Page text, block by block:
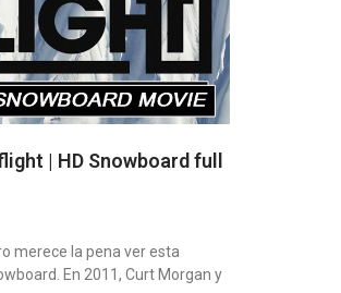
| HD Snowboard full
merece la pena ver esta
En 2011, Curt Morgan y